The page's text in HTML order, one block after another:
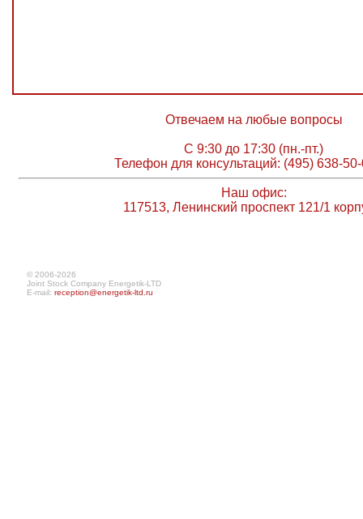
Отвечаем на любые вопросы
С 9:30 до 17:30 (пн.-пт.)
Телефон для консультаций: (495) 638-
Наш офис:
117513, Ленинский проспект 121/1
© 2006-2026
Joint Stock Company Energetik-LTD
E-mail: reception@energetik-ltd.ru